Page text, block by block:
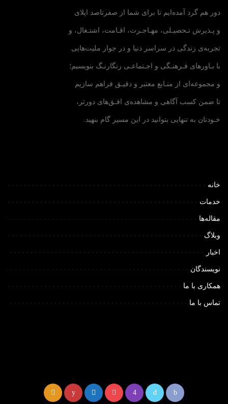
دور هم گرد آمده‌ایم تا برای شما از صفرتاصد اپلای
و پـذیرش تـحصیـلی، مهـاجـرت، اقـامت، اشتـغال، و
تجربه‌ی زندگی در سراسر دنیا و در جوار ملیت‌هایی
با بـاورهای فـرهنـگی و اجـتماعـی رنگارنـگ بنویسیم؛
و مجموعه‌ای از منـابع معتبر و دقیـق فراهم سازیم
تا ضمن کسب آگاهی و مشاهده‌ی افـق‌های دورتر،
خـودتان به تنهایی بتوانید در این مسیر گام بنهید.
خانه
خدمات
مقاله‌ها
وبلاگ
اخبار
نویسندگان
همکاری با ما
تماس با ما